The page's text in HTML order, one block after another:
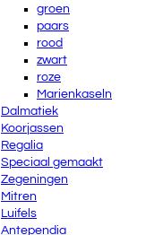
groen
paars
rood
zwart
roze
Marienkaseln
Dalmatiek
Koorjassen
Regalia
Speciaal gemaakt
Zegeningen
Mitren
Luifels
Antependia